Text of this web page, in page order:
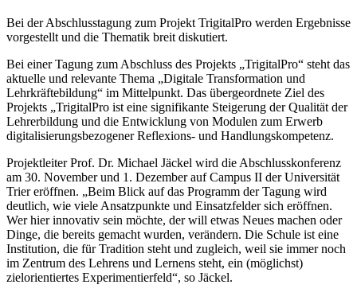
Bei der Abschlusstagung zum Projekt TrigitalPro werden Ergebnisse
vorgestellt und die Thematik breit diskutiert.
Bei einer Tagung zum Abschluss des Projekts „TrigitalPro“ steht das
aktuelle und relevante Thema „Digitale Transformation und
Lehrkräftebildung“ im Mittelpunkt. Das übergeordnete Ziel des
Projekts „TrigitalPro ist eine signifikante Steigerung der Qualität der
Lehrerbildung und die Entwicklung von Modulen zum Erwerb
digitalisierungsbezogener Reflexions- und Handlungskompetenz.
Projektleiter Prof. Dr. Michael Jäckel wird die Abschlusskonferenz
am 30. November und 1. Dezember auf Campus II der Universität
Trier eröffnen. „Beim Blick auf das Programm der Tagung wird
deutlich, wie viele Ansatzpunkte und Einsatzfelder sich eröffnen.
Wer hier innovativ sein möchte, der will etwas Neues machen oder
Dinge, die bereits gemacht wurden, verändern. Die Schule ist eine
Institution, die für Tradition steht und zugleich, weil sie immer noch
im Zentrum des Lehrens und Lernens steht, ein (möglichst)
zielorientiertes Experimentierfeld“, so Jäckel.